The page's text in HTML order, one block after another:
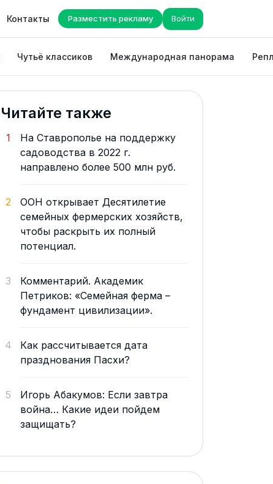
Контакты Разместить рекламу Войти
Чутьё классиков Международная панорама
Читайте также
1
На Ставрополье на поддержку
садоводства в 2022 г.
направлено более 500 млн руб.
2
ООН открывает Десятилетие
семейных фермерских хозяйств,
чтобы раскрыть их полный
потенциал.
3
Комментарий. Академик
Петриков: «Семейная ферма –
фундамент цивилизации».
4
Как рассчитывается дата
празднования Пасхи?
5
Игорь Абакумов: Если завтра
война… Какие идеи пойдем
защищать?